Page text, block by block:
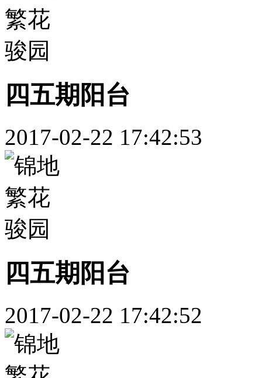
四五期阳台
2017-02-22 17:42:53
四五期阳台
2017-02-22 17:42:52